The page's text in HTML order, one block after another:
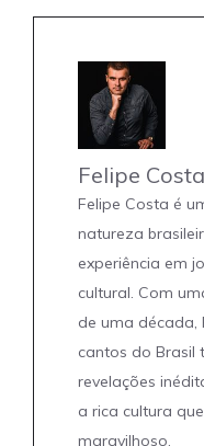
Felipe Costa
Felipe Costa é
natureza
experiência em
cultural. Com
de uma década,
cantos do Brasil
revelações
a rica cultura
maravilhoso.